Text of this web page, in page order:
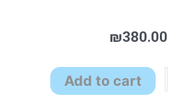
₪380.00
Add to cart